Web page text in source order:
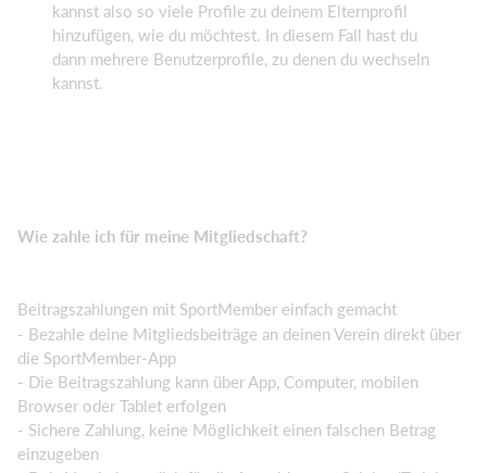
kannst also so viele Profile zu deinem Elternprofil
hinzufügen, wie du möchtest. In diesem Fall hast du
dann mehrere Benutzerprofile, zu denen du wechseln
kannst.
Wie zahle ich für meine Mitgliedschaft?
Beitragszahlungen mit SportMember einfach gemacht
- Bezahle deine Mitgliedsbeiträge an deinen Verein direkt über
die SportMember-App
- Die Beitragszahlung kann über App, Computer, mobilen
Browser oder Tablet erfolgen
- Sichere Zahlung, keine Möglichkeit einen falschen Betrag
einzugeben